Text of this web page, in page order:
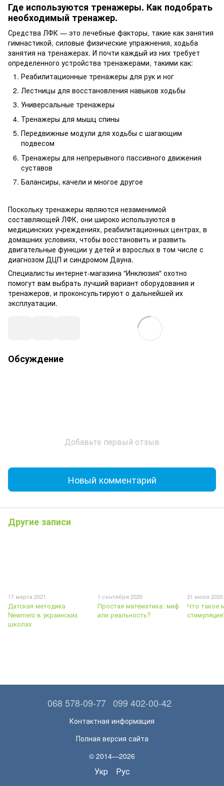
Где используются тренажеры. Как подобрать
необходимый тренажер.
Средства ЛФК — это лечебные факторы, такие как занятия
гимнастикой, силовые физические упражнения, ходьба
занятия на тренажерах. И почти каждый из них требует
определенного устройства тренажерами, такими как:
Реабилитационные тренажеры для рук и ног
Лестницы для восстановления навыков ходьбы
Универсальные тренажеры
Тренажеры для мышц спины
Передвижные модули для ходьбы с шагающим
подвесом
Тренажеры для непрерывного пассивного движения
суставов
Балансиры, качели и многое другое
Поскольку тренажеры являются незаменимой
составляющей ЛФК, они широко используются в
медицинских учреждениях, реабилитационных центрах, в
домашних условиях, чтобы восстановить и развить
двигательные функции у детей и взрослых в том числе с
диагнозом ДЦП и синдромом Дауна.
Специалисты интернет-магазина "Инклюзия" охотно
помогут вам выбрать лучший вариант оборудования и
тренажеров, и проконсультируют о дальнейшей их
эксплуатации.
Обсуждение
Добавьте первый отзыв
Новый комментарий
Другие записи
17 марта 2021
Датская методика
Newmero в украинских
школах
1 сентября 2020
Простая математика: миф
или реальность?
31 июля 2020
Что такое
068 578-09-77 099 402-00-42
Контактная информация
Полная версия сайта
© 2014—2026
Укр Рус